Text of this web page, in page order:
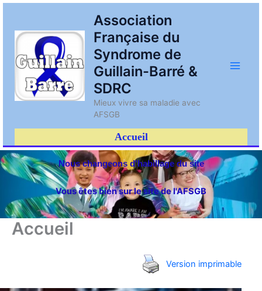
Aller
contenu
Association
Française du
Syndrome de
Guillain-Barré &
SDRC
Mieux vivre sa maladie avec
AFSGB
Accueil
Nous changeons d'habillage du site
Vous êtes bien sur le site de l'AFSGB
Accueil
Version imprimable